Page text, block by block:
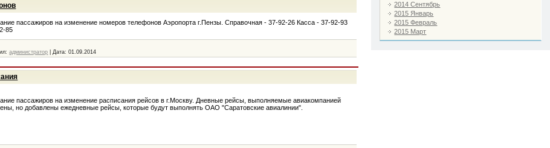
2014 Сентябрь
2015 Январь
2015 Февраль
2015 Март
пассажиров на изменение номеров телефонов Аэропорта г.Пензы. Справочная - 37-92-26 Касса - 37-92-93
85
администратор |Дата: 01.09.2014
пассажиров на изменение расписания рейсов в г.Москву. Дневные рейсы, выполняемые авиакомпанией
но добавлены ежедневные рейсы, которые будут выполнять ОАО "Саратовские авиалинии".